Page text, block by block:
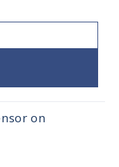
on